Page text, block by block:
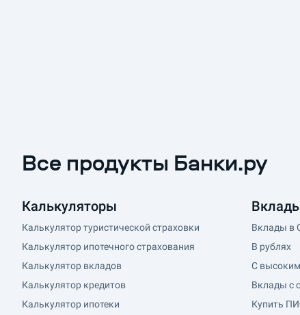
Все продукты Банки.ру
Калькуляторы
Калькулятор туристической страховки
Калькулятор ипотечного страхования
Калькулятор вкладов
Калькулятор кредитов
Калькулятор ипотеки
Вклады в
В рублях
С
Вклады с
Купить